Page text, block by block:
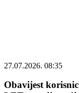
27.07.2026. 08:35
Obavijest